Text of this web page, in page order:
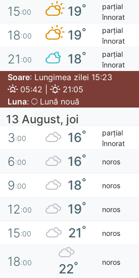
15:00 19°
parțial
înnorat
18:00 19°
parțial
înnorat
21 :00 18°
parțial
înnorat
Soare: Lungimea zilei 15:23
05:42 |
21:05
Luna: Lună nouă
13 August, joi
3:00 16°
parțial
înnorat
6:00 16° noros
9:00 18° noros
12:00 19° noros
15:00 21° noros
18:00 22° noros